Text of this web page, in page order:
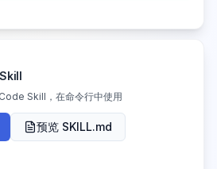
Skill，在命令行中使用
预览 SKILL.md